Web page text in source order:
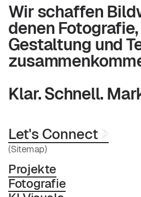
Wir schaffen
denen Fotografie,
Gestaltung und
Klar. Schnell.
Let's Connect→
→
(Sitemap)
Projekte
Fotografie